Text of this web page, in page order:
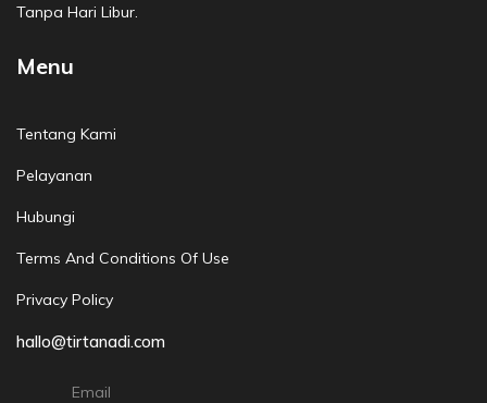
Tanpa Hari Libur.
Menu
Tentang Kami
Pelayanan
Hubungi
Terms And Conditions Of Use
Privacy Policy
hallo@tirtanadi.com
Email